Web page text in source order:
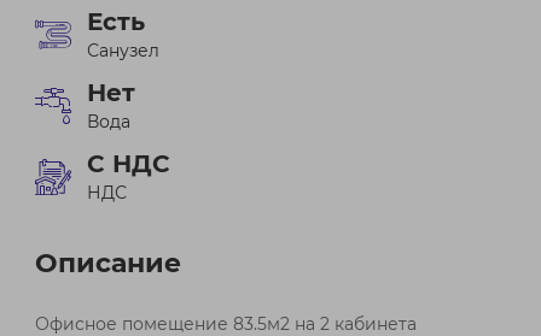
Есть
Санузел
Нет
Вода
С НДС
НДС
Описание
Офисное помещение 83.5м2 на 2 кабинета